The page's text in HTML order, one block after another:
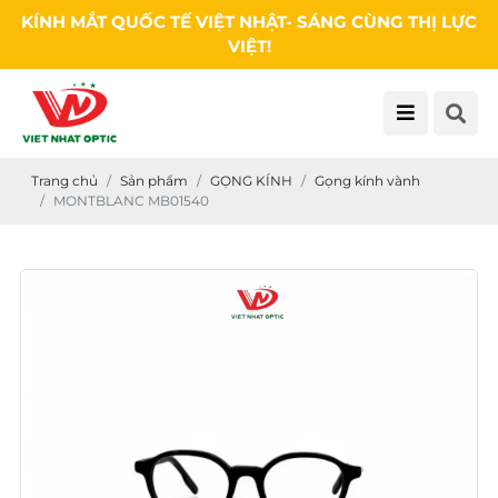
KÍNH MẮT QUỐC TẾ VIỆT NHẬT- SÁNG CÙNG THỊ LỰC
VIỆT!
Trang chủ Sản phẩm GỌNG KÍNH
Gọng kính vành
MONTBLANC MB01540